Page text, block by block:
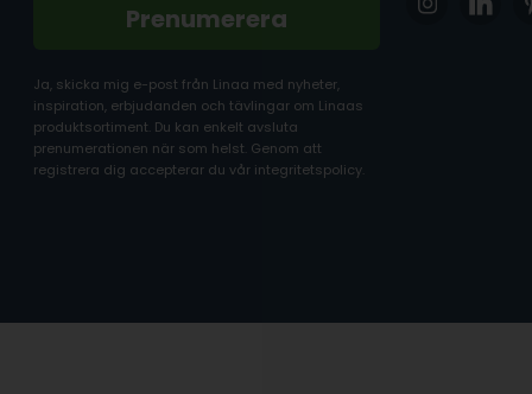
Prenumerera
Ja, skicka mig e-post från Linaa med nyheter,
inspiration, erbjudanden och tävlingar om Linaas
produktsortiment. Du kan enkelt avsluta
prenumerationen när som helst. Genom att
registrera dig accepterar du vår integritetspolicy.